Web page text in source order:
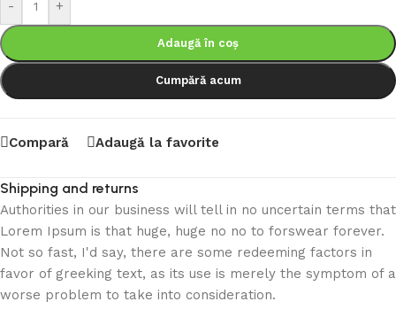
- +
Adaugă în coș
Cumpără acum
Compară Adaugă la favorite
Shipping and returns
Authorities in our business will tell in no uncertain terms that
Lorem Ipsum is that huge, huge no no to forswear forever.
Not so fast, I'd say, there are some redeeming factors in
favor of greeking text, as its use is merely the symptom of a
worse problem to take into consideration.